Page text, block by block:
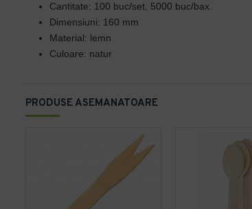
PRODUSE ASEMANATOARE
Cantitate: 100 buc/set, 5000 buc/bax.
Dimensiuni: 160 mm
Material: lemn
Culoare: natur